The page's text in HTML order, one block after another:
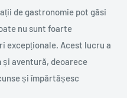
de gastronomie pot găsi
nu sunt foarte
excepționale. Acest lucru a
aventură, deoarece
și împărtășesc